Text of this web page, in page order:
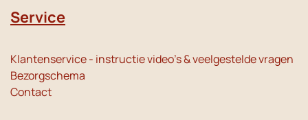
Service
Klantenservice - instructie video's & veelgestelde vragen
Bezorgschema
Contact